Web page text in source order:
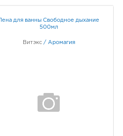
Пена для ванны Свободное дыхание
500мл
Витэкс / Аромагия